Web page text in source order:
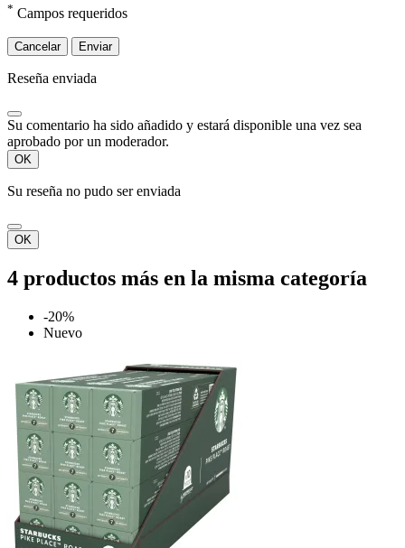
* Campos requeridos
Cancelar Enviar
Reseña enviada
Su comentario ha sido añadido y estará disponible una vez sea
aprobado por un moderador.
OK
Su reseña no pudo ser enviada
OK
4 productos más en la misma categoría
-20%
Nuevo